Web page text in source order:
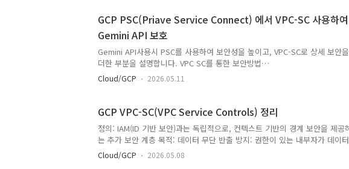
VPN 설정 - MCP Server와 통신하여 처리 VPN, PSC를 제외하고는 대부분
Python코드로 진행되어야함 전체 구성도FAQAgent Engine 서브넷 관련
DocsPSC-Interface 생성방안 DocsOn-premise 요청하는 사용..
GCP PSC(Priave Service Connect) 에서 VPC-SC 사용하여
Gemini API 보호
Gemini API사용시 PSC를 사용하여 보안성을 높이고, VPC-SC로 상세 보안을
더한 부분을 설명합니다. VPC SC를 통한 보안방법
https://cloud.google.com/blog/ko/products/ai-machine-learning/ai-
private-service-connect-vpc-service-controls-gemini-api VPC - SC 생
PROJECT_ID="shared-vpc-test-2-"LOCATION="us-
central1"MODEL_ID="gemini-2.5-flash"# 2. 토큰 갱신
ACCESS_TOKEN=$(gcloud auth print-access-token)# 3..
Cloud/GCP 2026.05.11
GCP VPC-SC(VPC Service Controls) 정리
정의: IAM(ID 기반 보안)과는 독립적으로, 컨텍스트 기반의 경계 보안을 제공
는 추가 보안 계층 목적: 데이터 무단 반출 방지: 권한이 있는 내부자가 데이터
를 외부 버킷으로 복사하거나 유출하는 것을 차단 도용된 인증 정보 보호: 외부
에서 훔친 계정으로 접근하더라도, 승인되지 않은 네트워크라면 API 호출을 차
Cloud/GCP 2026.05.08